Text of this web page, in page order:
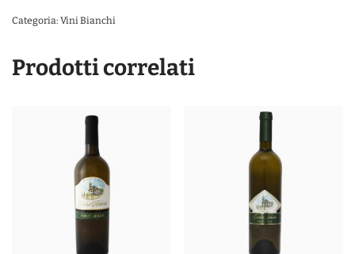
Categoria: Vini Bianchi
Prodotti correlati